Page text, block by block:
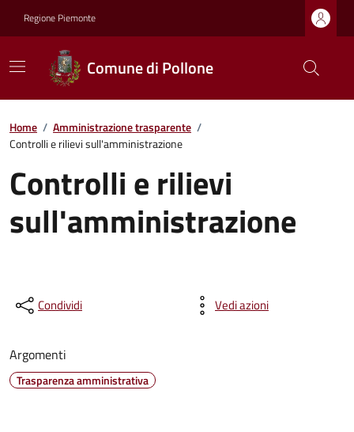
Regione Piemonte
Comune di Pollone
Home / Amministrazione trasparente /
Controlli e rilievi sull'amministrazione
Controlli e rilievi
sull'amministrazione
Condividi Vedi azioni
Argomenti
Trasparenza amministrativa